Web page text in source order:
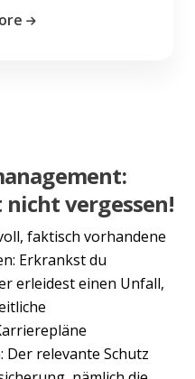
vergessen!
faktisch vorhandene
Erkrankst du
erleidest einen Unfall,
Der relevante Schutz